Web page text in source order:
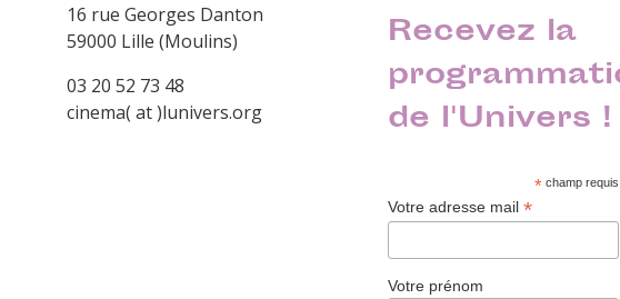
16 rue Georges Danton
59000 Lille (Moulins)
03 20 52 73 48
cinema( at )lunivers.org
Recevez la
de l'Univers !
*champ requis
Votre adresse mail*
Votre prénom